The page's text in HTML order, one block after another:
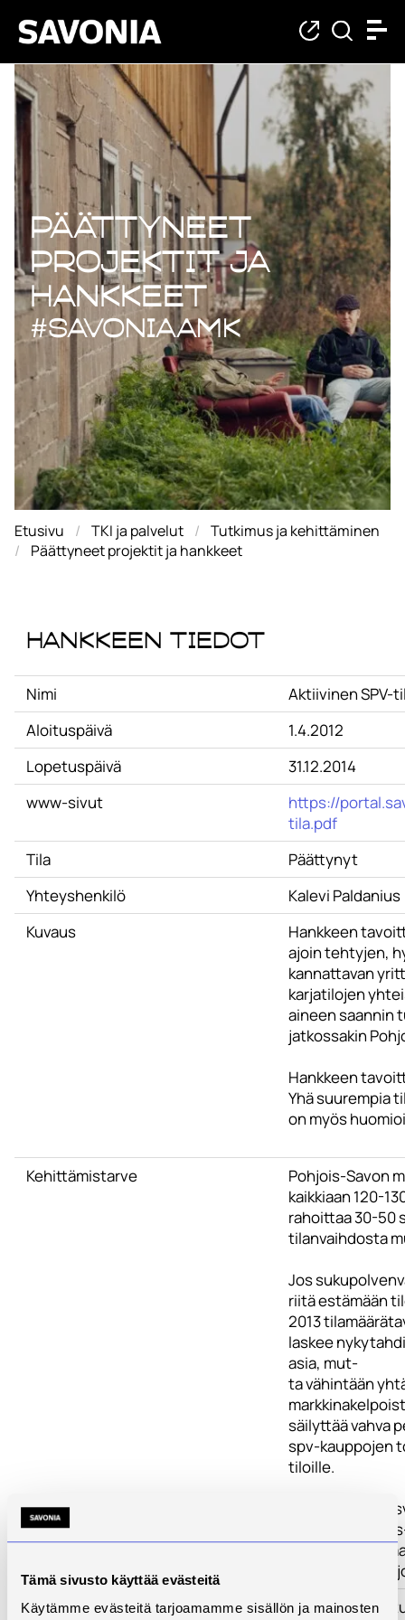
Tämä sivusto käyttää evästeitä
Käytämme evästeitä tarjoamamme sisällön ja mainosten
Päättyneet
Päättyneet
projektit ja
hankkeet
#savoniaAMK
Etusivu TKI ja palvelut
Tutkimus ja kehittäminen
Päättyneet projektit ja hankkeet
Hankkeen tiedot
Nimi
Aktiivinen SPV-
Aloituspäivä
1.4.2012
Lopetuspäivä
31.12.2014
www-sivut
https://
tila.pdf
Tila
Päättynyt
Yhteyshenkilö
Kalevi Paldanius
Kuvaus
Hankkeen
ajoin tehtyjen,
kannattavan
karjatilojen
aineen saannin
jatkossakin
Hankkeen
Yhä suurempia
on myös
Kehittämistarve
Pohjois-Savon
kaikkiaan 120-
rahoittaa 30-50
tilanvaihdosta
Jos
riitä estämään
2013
laskee
asia, mut-
ta vähintään
säilyttää vahva
spv-kauppojen
tiloille.
Hanke tukee
osaltaan
raaka-aineen
jatkossakin
Toimenpiteet
Hanke